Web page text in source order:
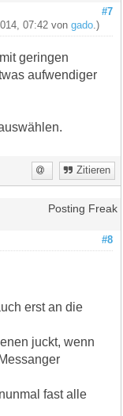
#7
07:42 vongado .)
geringen
aufwendiger
Zitieren
Posting Freak
#8
erst an die
juckt, wenn
fast alle